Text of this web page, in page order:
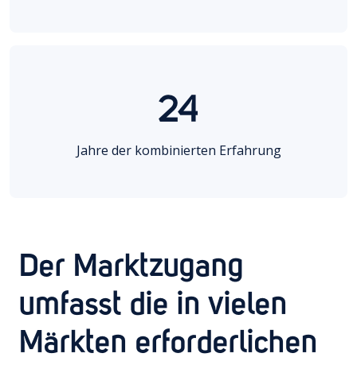
24
Jahre der kombinierten Erfahrung
Der Marktzugang
umfasst die in vielen
Märkten erforderlichen